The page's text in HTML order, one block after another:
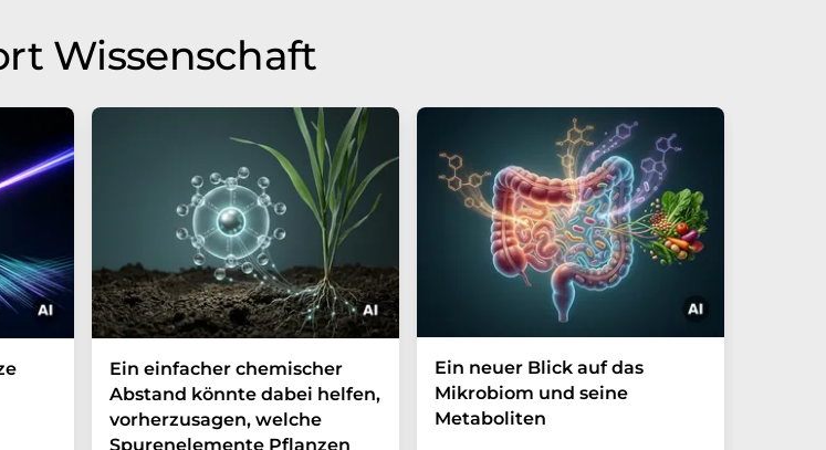
Wissenschaft
Ein einfacher chemischer
Abstand könnte dabei helfen,
vorherzusagen, welche
Spurenelemente Pflanzen
Ein neuer Blick auf das
Mikrobiom und seine
Metaboliten